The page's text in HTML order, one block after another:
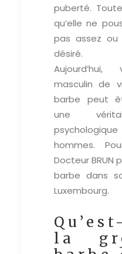
puberté.
qu’elle ne
pas assez
désiré.
masculin de
barbe peut
une
hommes.
Docteur BRUN
barbe dans
Luxembourg.
la